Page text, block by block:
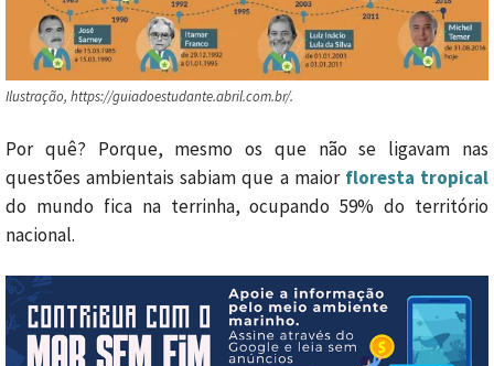
Ilustração, https://guiadoestudante.abril.com.br/.
Por quê? Porque, mesmo os que não se ligavam nas
questões ambientais sabiam que a maior floresta tropical
do mundo fica na terrinha, ocupando 59% do território
nacional.